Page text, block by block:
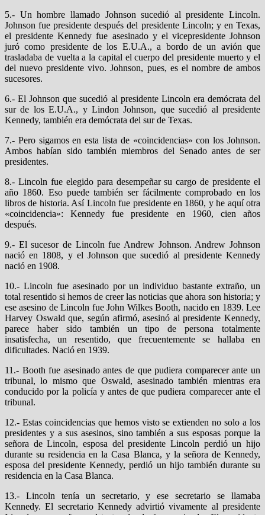
5.- Un hombre llamado Johnson sucedió al presidente Lincoln.
Johnson fue presidente después del presidente Lincoln; y en Texas,
el presidente Kennedy fue asesinado y el vicepresidente Johnson
juró como presidente de los E.U.A., a bordo de un avión que
trasladaba de vuelta a la capital el cuerpo del presidente muerto y el
del nuevo presidente vivo. Johnson, pues, es el nombre de ambos
sucesores.
6.- El Johnson que sucedió al presidente Lincoln era demócrata del
sur de los E.U.A., y Lindon Johnson, que sucedió al presidente
Kennedy, también era demócrata del sur de Texas.
7.- Pero sigamos en esta lista de «coincidencias» con los Johnson.
Ambos habían sido también miembros del Senado antes de ser
presidentes.
8.- Lincoln fue elegido para desempeñar su cargo de presidente el
año 1860. Eso puede también ser fácilmente comprobado en los
libros de historia. Así Lincoln fue presidente en 1860, y he aquí otra
«coincidencia»: Kennedy fue presidente en 1960, cien años
después.
9.- El sucesor de Lincoln fue Andrew Johnson. Andrew Johnson
nació en 1808, y el Johnson que sucedió al presidente Kennedy
nació en 1908.
10.- Lincoln fue asesinado por un individuo bastante extraño, un
total resentido si hemos de creer las noticias que ahora son historia; y
ese asesino de Lincoln fue John Wilkes Booth, nacido en 1839. Lee
Harvey Oswald que, según afirmó, asesinó al presidente Kennedy,
parece haber sido también un tipo de persona totalmente
insatisfecha, un resentido, que frecuentemente se hallaba en
dificultades. Nació en 1939.
11.- Booth fue asesinado antes de que pudiera comparecer ante un
tribunal, lo mismo que Oswald, asesinado también mientras era
conducido por la policía y antes de que pudiera comparecer ante el
tribunal.
12.- Estas coincidencias que hemos visto se extienden no solo a los
presidentes y a sus asesinos, sino también a sus esposas porque la
señora de Lincoln, esposa del presidente Lincoln perdió un hijo
durante su residencia en la Casa Blanca, y la señora de Kennedy,
esposa del presidente Kennedy, perdió un hijo también durante su
residencia en la Casa Blanca.
13.- Lincoln tenía un secretario, y ese secretario se llamaba
Kennedy. El secretario Kennedy advirtió vivamente al presidente